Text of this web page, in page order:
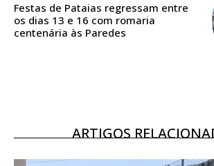
Festas de Pataias regressam entre
os dias 13 e 16 com romaria
centenária às Paredes
ARTIGOS